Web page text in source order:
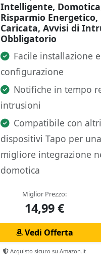
Intelligente,
Risparmio
Caricata, Avvisi di
Obbligatorio
Facile installazione e
configurazione
Notifiche in tempo
intrusioni
Compatibile con altri
dispositivi Tapo per una
migliore integrazione
domotica
Miglior Prezzo:
14,99 €
Vedi Offerta
Acquisto sicuro su Amazon.it